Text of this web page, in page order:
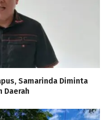
Samarinda Diminta
Daerah